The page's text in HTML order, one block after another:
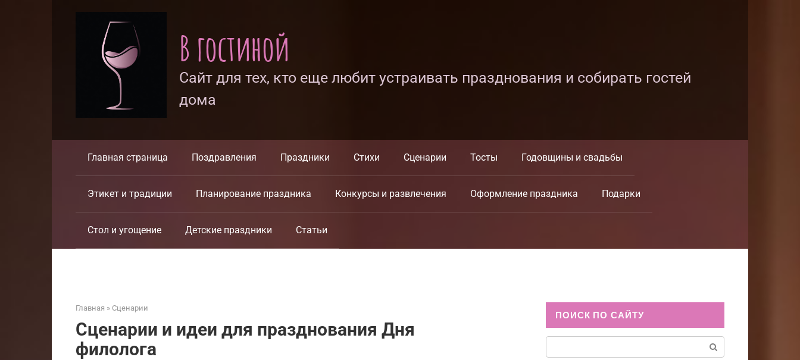
В гостиной
Сайт для тех, кто еще любит устраивать празднования и собирать гостей
дома
Главная страница Поздравления Праздники Стихи Сценарии Тосты Годовщины и свадьбы
Этикет и традиции Планирование праздника Конкурсы и развлечения Оформление праздника Подарки
Стол и угощение Детские праздники Статьи
Главная » Сценарии
Сценарии и идеи для празднования Дня
филолога
ПОИСК ПО САЙТУ